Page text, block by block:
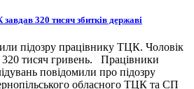
320 тисяч збитків державі
підозру працівнику ТЦК. Чоловік
320 тисяч гривень. Працівники
повідомили про підозру
обласного ТЦК та СП